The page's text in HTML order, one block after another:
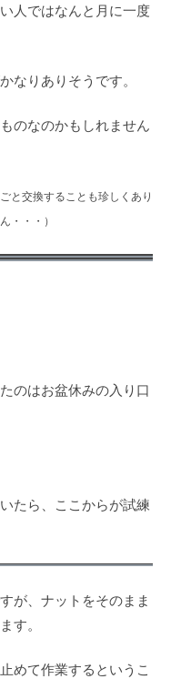
人ではなんと月に一度
なりありそうです。
のなのかもしれません
と交換することも珍しくあり
・・・）
のはお盆休みの入り口
たら、ここからが試練
が、ナットをそのまま
す。
めて作業するというこ